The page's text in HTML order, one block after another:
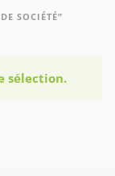
SOCIÉTÉ”
sélection.